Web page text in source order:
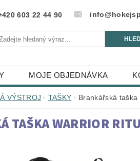
603 22 44 90
MOJE OBJEDNÁVKA
VÝSTROJ TAŠKY Brankářská taška
TAŠKA WARRIOR